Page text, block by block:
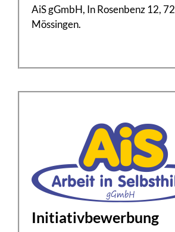
AiS gGmbH, In Rosenbenz 12,
Mössingen.
Initiativbewerbung